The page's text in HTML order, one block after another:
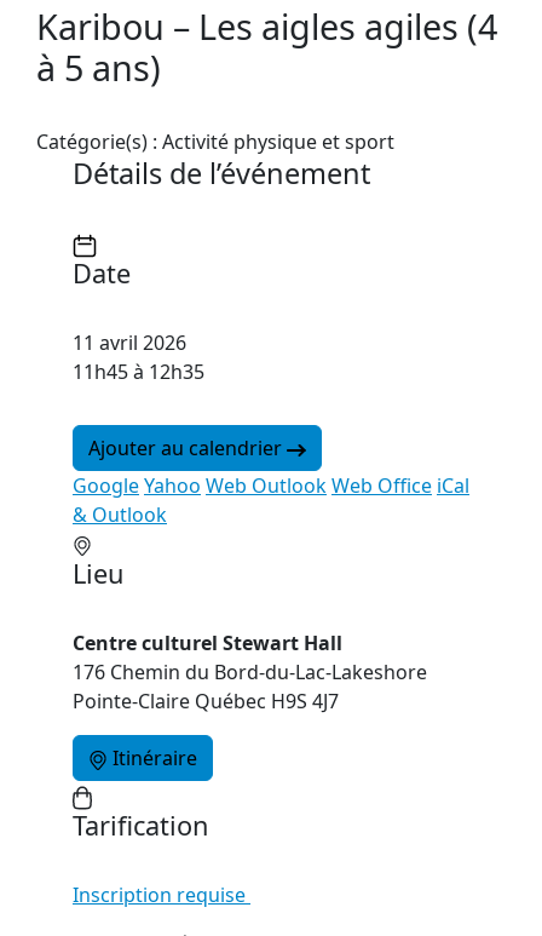
Karibou – Les aigles agiles (4
à 5 ans)
Catégorie(s) : Activité physique et sport
Détails de l’événement
Date
11 avril 2026
11h45 à 12h35
Ajouter au calendrier
GoogleYahoo Web OutlookWeb Office iCal
& Outlook
Lieu
Centre culturel Stewart Hall
176 Chemin du Bord-du-Lac-Lakeshore
Pointe-Claire Québec H9S 4J7
Itinéraire
Tarification
Inscription requise